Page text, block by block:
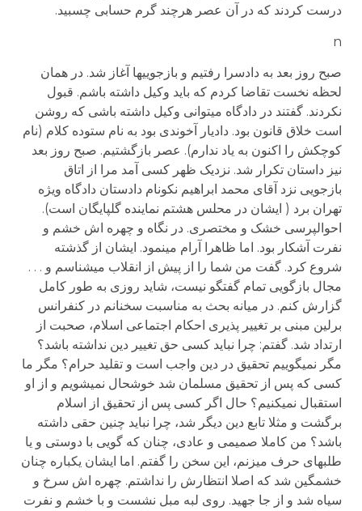
درست کردند که در آن عصر هرچند گرم حسابی چسبید.
n
صبح روز بعد به دادسرا رفتیم و بازجویی­ها آغاز شد. در همان
لحظه نخست تقاضا کردم که باید وکیل داشته باشم. قبول
نکردند. گفتند در دادگاه می­توانی وکیل داشته باشی که روشن
است خلاق قانون بود. دادیار آخوندی بود به نام ستوده کلام (نام
کوچکش را اکنون به یاد ندارم). عصر بازگشتیم. صبح روز بعد
نیز داستان تکرار شد. نزدیک ظهر کسی آمد مرا از اتاق
بازجویی نزد آقای محمد ابراهیم نکونام دادستان دادگاه ویژه
تهران برد ( ایشان در محلس هشتم نماینده گلپایگان است).
احوالپرسی خشک و مختصری. در نگاه و چهره اش خشم و
نفرت آشکار بود. اما ظاهرا آرام می­نمود. ایشان از گذشته
شروع کرد. گفت من شما را از پیش از انقلاب می­شناسم و . . .
مجال بازگویی تمام گفتگو نیست، شاید روزی به طور کامل
گزارش کنم. در میانه بحث به مناسبت سخنانم در کنفرانس
برلین مبنی بر تغییر پذیری احکام اجتماعی اسلام، صحبت از
ارتداد شد. گفتم: چرا نباید کسی حق تغییر دین نداشته باشد؟
مگر نمی­گوییم تحقیق در دین واجب است و تقلید حرام؟ مگر ما
کسی که پس از تحقیق مسلمان شد خوشحال نمی­شویم و از او
استقبال نمی­کنیم؟ حال اگر کسی پس از تحقیق از اسلام
برگشت و مثلا تابع دین دیگر شد، چرا نباید چنین حقی داشته
باشد؟ من کاملا صمیمی و عادی، چنان که گویی با دوستی و یا
طلبه­ای حرف می­زنم، این سخن را گفتم. اما ایشان یکباره چنان
خشمگین شد که اصلا انتظارش را نداشتم. چهره اش سرخ و
سیاه شد و از جا جهید. روی لبه مبل نشست و با خشم و نفرت